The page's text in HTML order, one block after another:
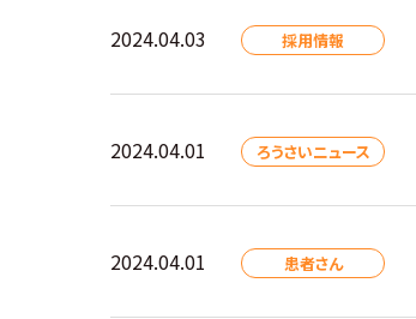
2024.04.03 採用情報
2024.04.01 ろうさいニュース
2024.04.01 患者さん